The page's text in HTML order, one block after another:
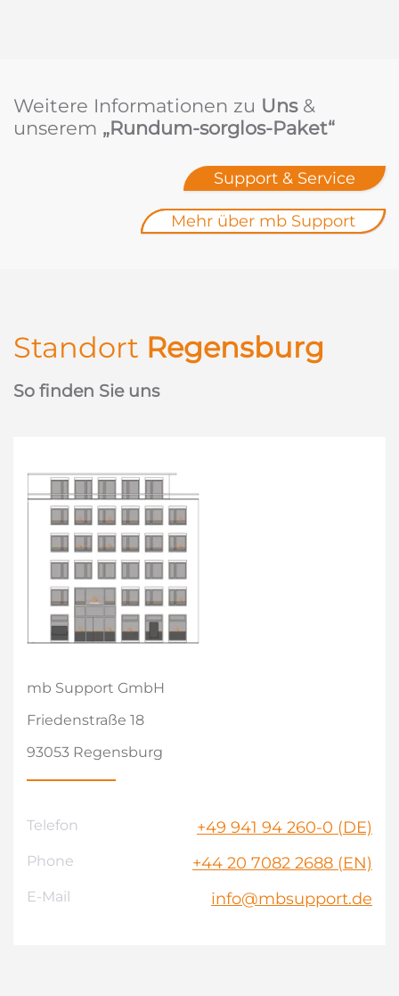
Weitere Informationen zu Uns&
unserem „Rundum-sorglos-Paket“
Support & Service
Mehr über mb Support
Standort Regensburg
So finden Sie uns
mb Support GmbH
Friedenstraße 18
93053 Regensburg
Telefon +49 941 94 260-0 (DE)
Phone +44 20 7082 2688 (EN)
E-Mail info@mbsupport.de